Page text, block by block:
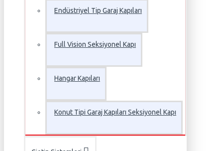
Endüstriyel Tip Garaj Kapıları
Full Vision Seksiyonel Kapı
Hangar Kapıları
Konut Tipi Garaj Kapıları Seksiyonel Kapı